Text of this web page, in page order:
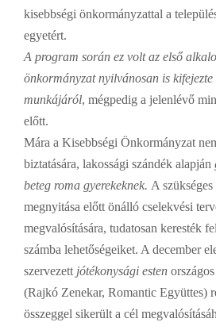
kisebbségi önkormányzattal a
egyetért.
A program során ez volt az első
önkormányzat nyilvánosan is
munkájáról, mégpedig a jelenlévő
előtt.
Mára a Kisebbségi Önkormányzat
biztatására, lakossági szándék alapján
beteg roma gyerekeknek. A
megnyitása előtt önálló cselekvési
megvalósítására, tudatosan keresték
számba lehetőségeiket. A december
szervezett jótékonysági esten
(Rajkó Zenekar, Romantic Együttes)
összeggel sikerült a cél